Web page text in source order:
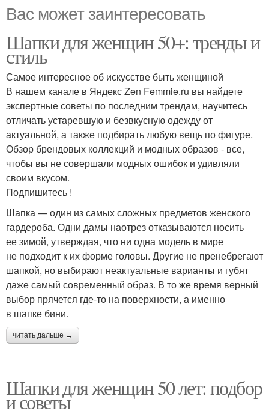
Вас может заинтересовать
Шапки для женщин 50+: тренды и
стиль
Самое интересное об искусстве быть женщиной
В нашем канале в Яндекс Zen Femmie.ru вы найдете
экспертные советы по последним трендам, научитесь
отличать устаревшую и безвкусную одежду от
актуальной, а также подбирать любую вещь по фигуре.
Обзор брендовых коллекций и модных образов - все,
чтобы вы не совершали модных ошибок и удивляли
своим вкусом.
Подпишитесь !
Шапка — один из самых сложных предметов женского
гардероба. Одни дамы наотрез отказываются носить
ее зимой, утверждая, что ни одна модель в мире
не подходит к их форме головы. Другие не пренебрегают
шапкой, но выбирают неактуальные варианты и губят
даже самый современный образ. В то же время верный
выбор прячется где-то на поверхности, а именно
в шапке бини.
читать дальше →
Шапки для женщин 50 лет: подбор
и советы